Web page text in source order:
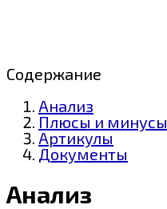
Содержание
Анализ
Плюсы и минусы
Артикулы
Документы
Анализ